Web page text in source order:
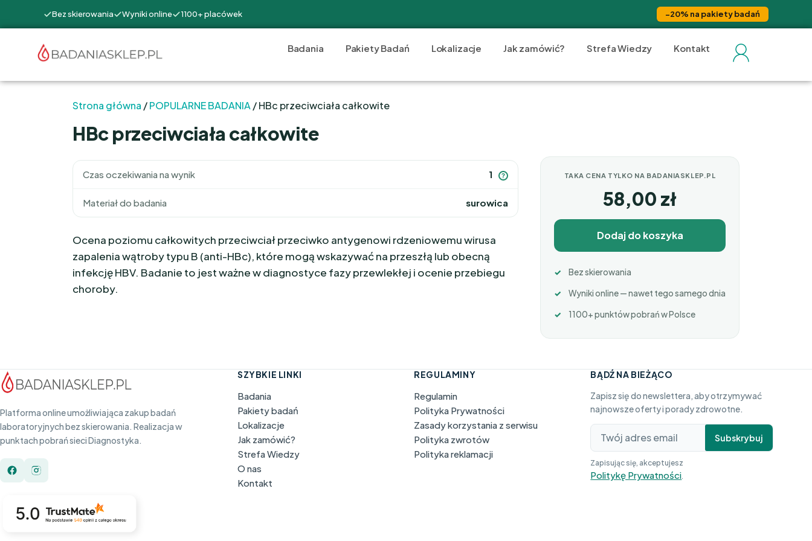
Bez skierowania Wyniki online 1100+ placówek −20% na pakiety badań
Badania Pakiety Badań Lokalizacje Jak zamówić? Strefa Wiedzy Kontakt
Strona główna /POPULARNE BADANIA / HBc przeciwciała całkowite
HBc przeciwciała całkowite
Czas oczekiwania na wynik 1 ?
Materiał do badania surowica
Ocena poziomu całkowitych przeciwciał przeciwko antygenowi rdzeniowemu wirusa
zapalenia wątroby typu B (anti-HBc), które mogą wskazywać na przeszłą lub obecną
infekcję HBV. Badanie to jest ważne w diagnostyce fazy przewlekłej i ocenie przebiegu
choroby.
TAKA CENA TYLKO NA BADANIASKLEP.PL
58,00 zł
Dodaj do koszyka
Bez skierowania
Wyniki online — nawet tego samego dnia
1100+ punktów pobrań w Polsce
Platforma online umożliwiająca zakup badań
laboratoryjnych bez skierowania. Realizacja w
punktach pobrań sieci Diagnostyka.
SZYBKIE LINKI
Badania
Pakiety badań
Lokalizacje
Jak zamówić?
Strefa Wiedzy
O nas
Kontakt
REGULAMINY
Regulamin
Polityka Prywatności
Zasady korzystania z serwisu
Polityka zwrotów
Polityka reklamacji
BĄDŹ NA BIEŻĄCO
Zapisz się do newslettera, aby otrzymywać
najnowsze oferty i porady zdrowotne.
Subskrybuj
Zapisując się, akceptujesz
Politykę Prywatności.